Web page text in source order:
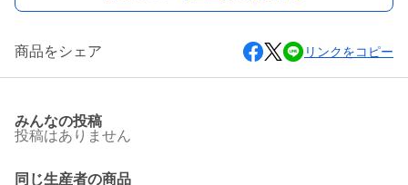
商品をシェア リンクをコピー
みんなの投稿
投稿はありません
同じ生産者の商品